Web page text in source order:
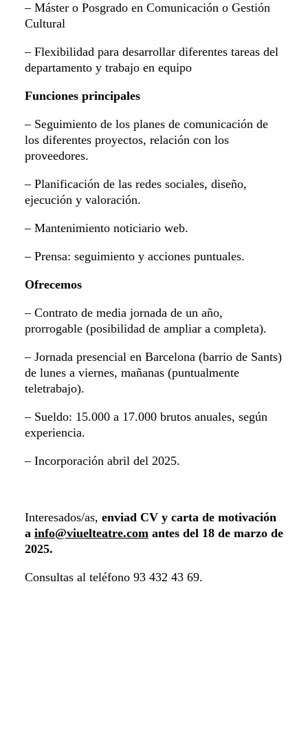
– Máster o Posgrado en Comunicación o Gestión
Cultural
– Flexibilidad para desarrollar diferentes tareas del
departamento y trabajo en equipo
Funciones principales
– Seguimiento de los planes de comunicación de
los diferentes proyectos, relación con los
proveedores.
– Planificación de las redes sociales, diseño,
ejecución y valoración.
– Mantenimiento noticiario web.
– Prensa: seguimiento y acciones puntuales.
Ofrecemos
– Contrato de media jornada de un año,
prorrogable (posibilidad de ampliar a completa).
– Jornada presencial en Barcelona (barrio de Sants)
de lunes a viernes, mañanas (puntualmente
teletrabajo).
– Sueldo: 15.000 a 17.000 brutos anuales, según
experiencia.
– Incorporación abril del 2025.
Interesados/as, enviad CV y carta de motivación
a info@viuelteatre.com antes del 18 de marzo de
2025.
Consultas al teléfono 93 432 43 69.